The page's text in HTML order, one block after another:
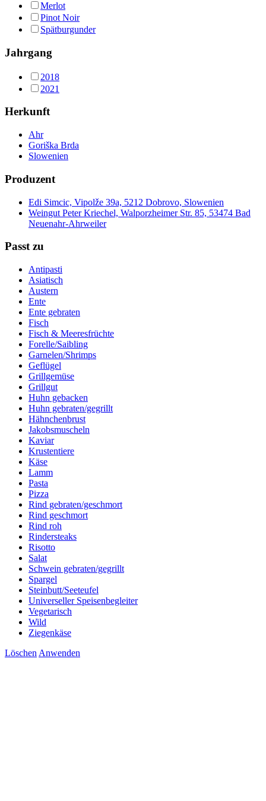
Merlot
Pinot Noir
Spätburgunder
Jahrgang
2018
2021
Herkunft
Ahr
Goriška Brda
Slowenien
Produzent
Edi Simcic, Vipolže 39a, 5212 Dobrovo, Slowenien
Weingut Peter Kriechel, Walporzheimer Str. 85, 53474 Bad
Neuenahr-Ahrweiler
Passt zu
Antipasti
Asiatisch
Austern
Ente
Ente gebraten
Fisch
Fisch & Meeresfrüchte
Forelle/Saibling
Garnelen/Shrimps
Geflügel
Grillgemüse
Grillgut
Huhn gebacken
Huhn gebraten/gegrillt
Hähnchenbrust
Jakobsmuscheln
Kaviar
Krustentiere
Käse
Lamm
Pasta
Pizza
Rind gebraten/geschmort
Rind geschmort
Rind roh
Rindersteaks
Risotto
Salat
Schwein gebraten/gegrillt
Spargel
Steinbutt/Seeteufel
Universeller Speisenbegleiter
Vegetarisch
Wild
Ziegenkäse
Löschen Anwenden